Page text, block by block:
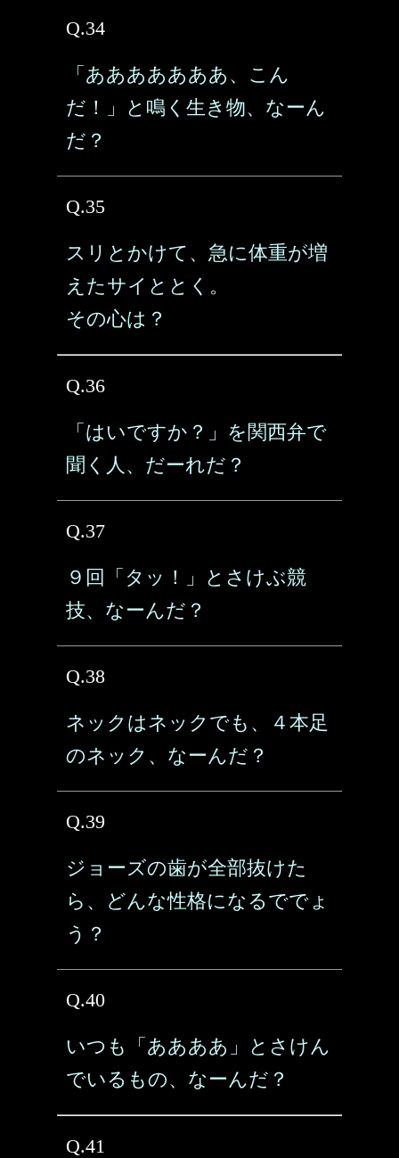
Q.34
「あああああああ、こん
だ！」と鳴く生き物、なーん
だ？
Q.35
スリとかけて、急に体重が増
えたサイととく。
その心は？
Q.36
「はいですか？」を関西弁で
聞く人、だーれだ？
Q.37
９回「タッ！」とさけぶ競
技、なーんだ？
Q.38
ネックはネックでも、４本足
のネック、なーんだ？
Q.39
ジョーズの歯が全部抜けた
ら、どんな性格になるででょ
う？
Q.40
いつも「ああああ」とさけん
でいるもの、なーんだ？
Q.41